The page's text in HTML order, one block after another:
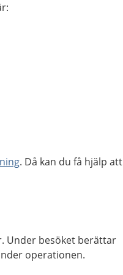
. Då kan du få hjälp att
Under besöket berättar
operationen.